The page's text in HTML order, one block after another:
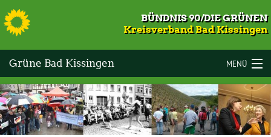
S
BÜNDNIS 90/DIE GRÜNEN
Kreisverband Bad Kissingen
Grüne Bad Kissingen MENÜ
LANDKREIS BAD KISSINGEN
VOR ORT